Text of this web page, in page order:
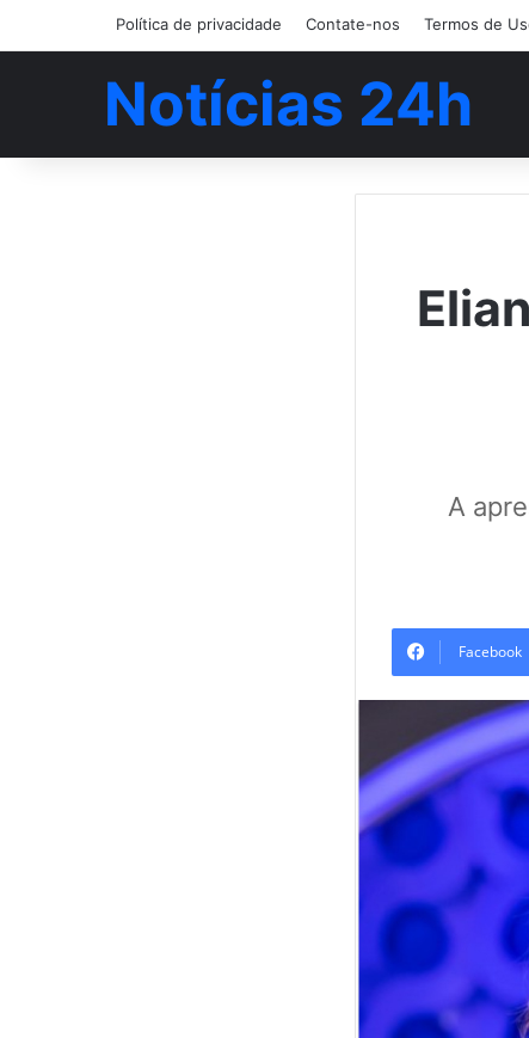
Política de privacidade Contate-nos Termos de
Notícias 24h
A
Facebook